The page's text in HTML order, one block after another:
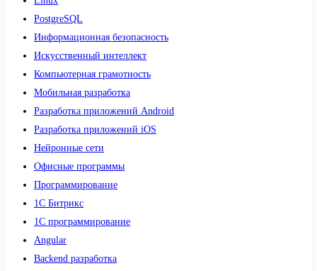
PostgreSQL
Информационная безопасность
Искусственный интеллект
Компьютерная грамотность
Мобильная разработка
Разработка приложений Android
Разработка приложений iOS
Нейронные сети
Офисные программы
Программирование
1С Битрикс
1С программирование
Angular
Backend разработка